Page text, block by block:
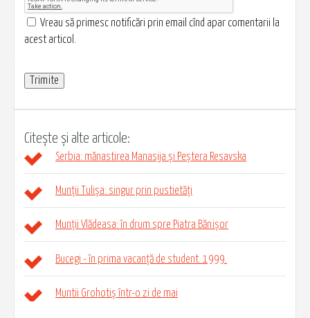
Vreau să primesc notificări prin email cînd apar comentarii la
acest articol.
Citește și alte articole:
Serbia: mănastirea Manasija și Peștera Resavska
Munții Tulișa: singur prin pustietăți
Munții Vlădeasa: în drum spre Piatra Bănișor
Bucegi - în prima vacanță de student. 1999.
Muntii Grohotiș într-o zi de mai